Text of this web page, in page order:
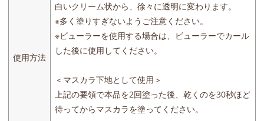
使用方法
白いクリーム状から、徐々に透明に変わります。
※多く塗りすぎないようご注意ください。
※ビューラーを使用する場合は、ビューラーでカール
した後に使用してください。
＜マスカラ下地として使用＞
上記の要領で本品を2回塗った後、乾くのを30秒ほど
待ってからマスカラを塗ってください。